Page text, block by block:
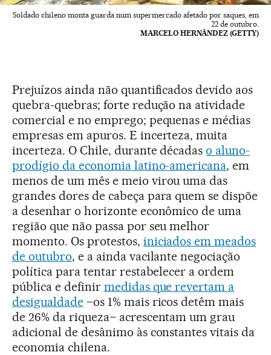
Soldado chileno monta guarda num supermercado afetado por saques, em
22 de outubro.
MARCELO HERNÁNDEZ (GETTY)
Prejuízos ainda não quantificados devido aos
quebra-quebras; forte redução na atividade
comercial e no emprego; pequenas e médias
empresas em apuros. E incerteza, muita
incerteza. O Chile, durante décadaso aluno-
prodígio da economia latino-americana, em
menos de um mês e meio virou uma das
grandes dores de cabeça para quem se dispõe
a desenhar o horizonte econômico de uma
região que não passa por seu melhor
momento. Os protestos, iniciados em meados
de outubro, e a ainda vacilante negociação
política para tentar restabelecer a ordem
pública e definir medidas que revertam a
desigualdade–os 1% mais ricos detêm mais
de 26% da riqueza– acrescentam um grau
adicional de desânimo às constantes vitais da
economia chilena.